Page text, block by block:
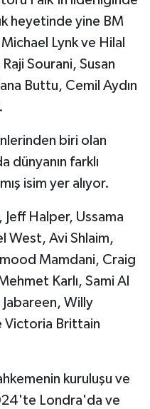
heyetinde yine BM
Lynk ve Hilal
Sourani, Susan
Buttu, Cemil Aydın
biri olan
dünyanın farklı
isim yer alıyor.
Jeff Halper, Ussama
West, Avi Shlaim,
Mamdani, Craig
Karlı, Sami Al
Willy
Victoria Brittain
kuruluşu ve
Londra'da ve